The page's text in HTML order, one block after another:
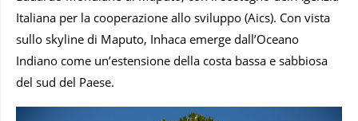
Italiana per la cooperazione allo sviluppo (Aics). Con vista
sullo skyline di Maputo, Inhaca emerge dall’Oceano
Indiano come un’estensione della costa bassa e sabbiosa
del sud del Paese.